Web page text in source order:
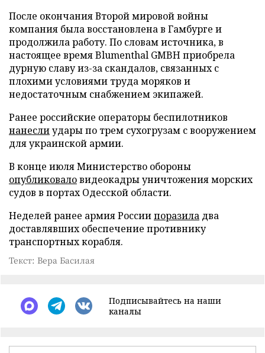
После окончания Второй мировой войны
компания была восстановлена в Гамбурге и
продолжила работу. По словам источника, в
настоящее время Blumenthal GMBH приобрела
дурную славу из-за скандалов, связанных с
плохими условиями труда моряков и
недостаточным снабжением экипажей.
Ранее российские операторы беспилотников
нанеслиудары по трем сухогрузам с вооружением
для украинской армии.
В конце июля Министерство обороны
опубликоваловидеокадры уничтожения морских
судов в портах Одесской области.
Неделей ранее армия Россиипоразила два
доставлявших обеспечение противнику
транспортных корабля.
Текст: Вера Басилая
Подписывайтесь на наши
каналы